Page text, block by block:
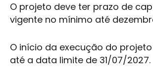
O projeto deve ter prazo de
vigente no mínimo até
O início da execução do
até a data limite de 31/07/2027.